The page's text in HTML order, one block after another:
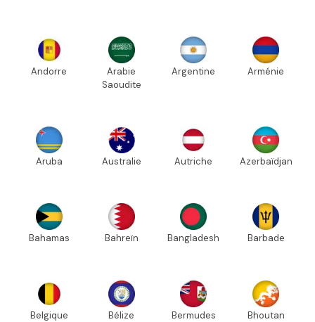
Andorre
Arabie
Saoudite
Argentine Arménie
Aruba Australie Autriche Azerbaïdjan
Bahamas Bahreïn Bangladesh Barbade
Belgique Bélize Bermudes Bhoutan